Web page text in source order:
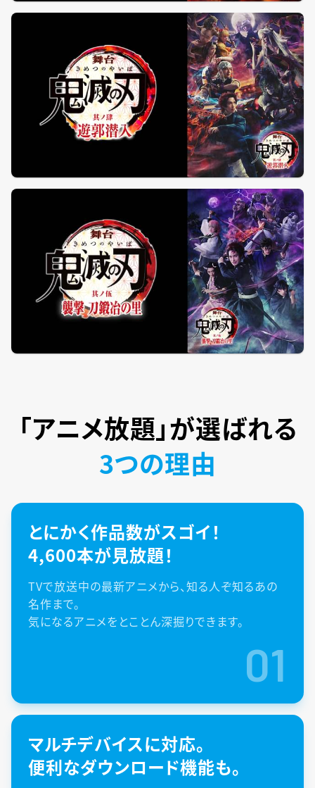
「アニメ放題」が選ばれる
3つの理由
とにかく作品数がスゴイ！
4,600本が見放題！
TVで放送中の最新アニメから、知る人ぞ知るあの
名作まで。
気になるアニメをとことん深掘りできます。
01
マルチデバイスに対応。
便利なダウンロード機能も。